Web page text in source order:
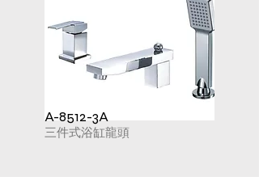
A-8512-3A
三件式浴缸龍頭